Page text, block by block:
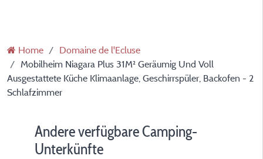
Home
Domaine de l'Ecluse
Mobilheim Niagara Plus 31M² Geräumig Und Voll
Ausgestattete Küche Klimaanlage, Geschirrspüler, Backofen - 2
Schlafzimmer
Andere verfügbare Camping-
Unterkünfte